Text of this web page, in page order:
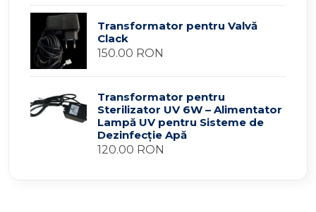
Transformator pentru Valvă
Clack
150.00 RON
Transformator pentru
Sterilizator UV 6W – Alimentator
Lampă UV pentru Sisteme de
Dezinfecție Apă
120.00 RON